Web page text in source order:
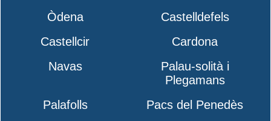
Òdena
Castelldefels
Castellcir
Cardona
Navas
Palau-solità i
Plegamans
Palafolls
Pacs del Penedès